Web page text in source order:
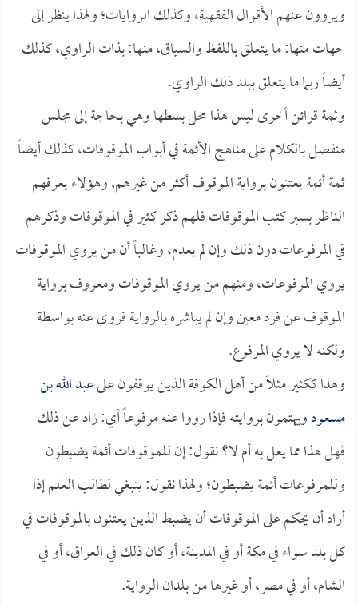
ويروون عنهم الأقوال الفقهية، وكذلك الروايات؛ ولهذا ينظر إلى
جهات منها: ما يتعلق باللفظ والسياق، منها: بذات الراوي، كذلك
أيضاً ربما ما يتعلق ببلد ذلك الراوي.
وثمة قرائن أخرى ليس هذا محل بسطها وهي بحاجة إلى مجلس
منفصل بالكلام على مناهج الأئمة في أبواب الموقوفات، كذلك أيضاً
ثمة أئمة يعتنون برواية الموقوف أكثر من غيرهم, وهؤلاء يعرفهم
الناظر بسبر كتب الموقوفات فلهم ذكر كثير في الموقوفات وذكرهم
في المرفوعات دون ذلك وإن لم يعدم، وغالباً أن من يروي الموقوفات
يروي المرفوعات، ومنهم من يروي الموقوفات ومعروف برواية
الموقوف عن فرد معين وإن لم يباشره بالرواية فروى عنه بواسطة
ولكنه لا يروي المرفوع.
وهذا ككثير مثلاً من أهل الكوفة الذين يوقفون علىعبد الله بن
مسعودويهتمون بروايته فإذا رووا عنه مرفوعاً أي: زاد عن ذلك
فهل هذا مما يعل به أم لا؟ نقول: إن للموقوفات أئمة يضبطون
وللمرفوعات أئمة يضبطون؛ ولهذا نقول: ينبغي لطالب العلم إذا
أراد أن يحكم على الموقوفات أن يضبط الذين يعتنون بالموقوفات في
كل بلد سواء في مكة أو في المدينة، أو كان ذلك في العراق، أو في
الشام، أو في مصر، أو غيرها من بلدان الرواية.